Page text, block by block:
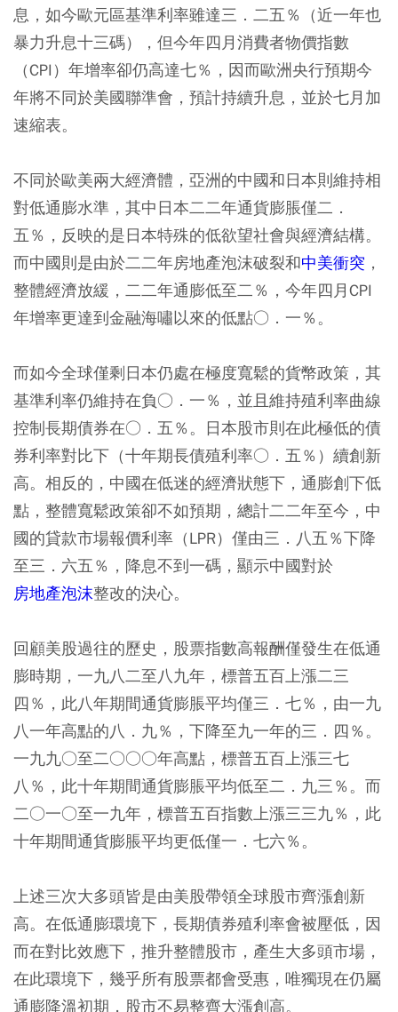
息，如今歐元區基準利率雖達三．二五％（近一年也
暴力升息十三碼），但今年四月消費者物價指數
（CPI）年增率卻仍高達七％，因而歐洲央行預期今
年將不同於美國聯準會，預計持續升息，並於七月加
速縮表。
不同於歐美兩大經濟體，亞洲的中國和日本則維持相
對低通膨水準，其中日本二二年通貨膨脹僅二．
五％，反映的是日本特殊的低欲望社會與經濟結構。
而中國則是由於二二年房地產泡沫破裂和中美衝突 ，
整體經濟放緩，二二年通膨低至二％，今年四月CPI
年增率更達到金融海嘯以來的低點○．一％。
而如今全球僅剩日本仍處在極度寬鬆的貨幣政策，其
基準利率仍維持在負○．一％，並且維持殖利率曲線
控制長期債券在○．五％。日本股市則在此極低的債
券利率對比下（十年期長債殖利率○．五％）續創新
高。相反的，中國在低迷的經濟狀態下，通膨創下低
點，整體寬鬆政策卻不如預期，總計二二年至今，中
國的貸款市場報價利率（LPR）僅由三．八五％下降
至三．六五％，降息不到一碼，顯示中國對於
房地產泡沫整改的決心。
回顧美股過往的歷史，股票指數高報酬僅發生在低通
膨時期，一九八二至八九年，標普五百上漲二三
四％，此八年期間通貨膨脹平均僅三．七％，由一九
八一年高點的八．九％，下降至九一年的三．四％。
一九九○至二○○○年高點，標普五百上漲三七
八％，此十年期間通貨膨脹平均低至二．九三％。而
二○一○至一九年，標普五百指數上漲三三九％，此
十年期間通貨膨脹平均更低僅一．七六％。
上述三次大多頭皆是由美股帶領全球股市齊漲創新
高。在低通膨環境下，長期債券殖利率會被壓低，因
而在對比效應下，推升整體股市，產生大多頭市場，
在此環境下，幾乎所有股票都會受惠，唯獨現在仍屬
通膨降溫初期，股市不易整齊大漲創高。